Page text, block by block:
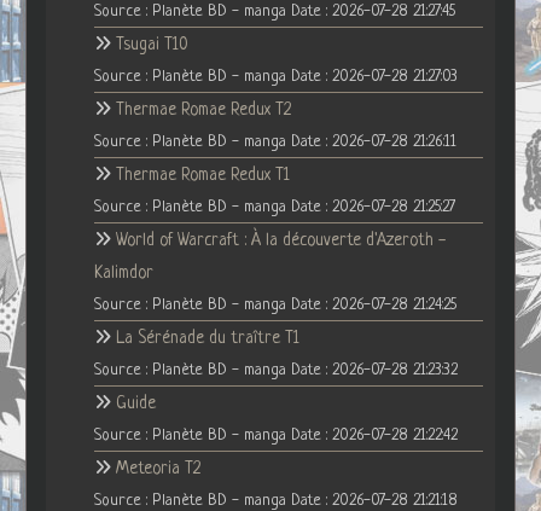
Source : Planète BD - manga Date : 2026-07-28 21:27:45
Tsugai T10
Source : Planète BD - manga Date : 2026-07-28 21:27:03
Thermae Romae Redux T2
Source : Planète BD - manga Date : 2026-07-28 21:26:11
Thermae Romae Redux T1
Source : Planète BD - manga Date : 2026-07-28 21:25:27
World of Warcraft : À la découverte d'Azeroth -
Kalimdor
Source : Planète BD - manga Date : 2026-07-28 21:24:25
La Sérénade du traître T1
Source : Planète BD - manga Date : 2026-07-28 21:23:32
Guide
Source : Planète BD - manga Date : 2026-07-28 21:22:42
Meteoria T2
Source : Planète BD - manga Date : 2026-07-28 21:21:18